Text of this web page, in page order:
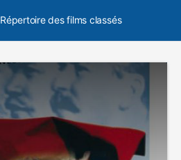
Répertoire des films classés